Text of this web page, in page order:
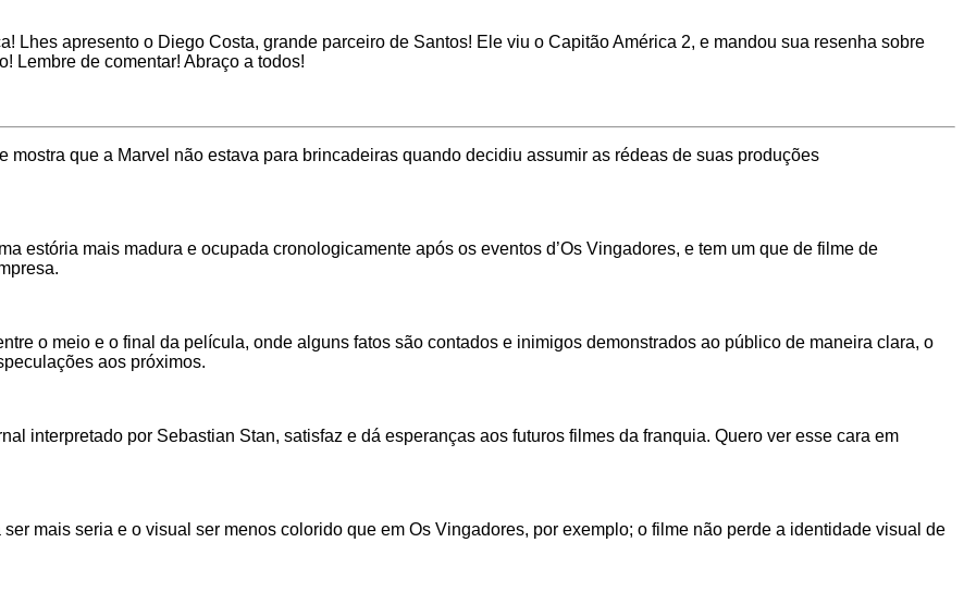
Lhes apresento o Diego Costa, grande parceiro de Santos! Ele viu o Capitão América 2, e mandou sua resenha sobre
Lembre de comentar! Abraço a todos!
que a Marvel não estava para brincadeiras quando decidiu assumir as rédeas de suas produções
estória mais madura e ocupada cronologicamente após os eventos d’Os Vingadores, e tem um que de filme de
o meio e o final da película, onde alguns fatos são contados e inimigos demonstrados ao público de maneira clara, o
aos próximos.
interpretado por Sebastian Stan, satisfaz e dá esperanças aos futuros filmes da franquia. Quero ver esse cara em
mais seria e o visual ser menos colorido que em Os Vingadores, por exemplo; o filme não perde a identidade visual de